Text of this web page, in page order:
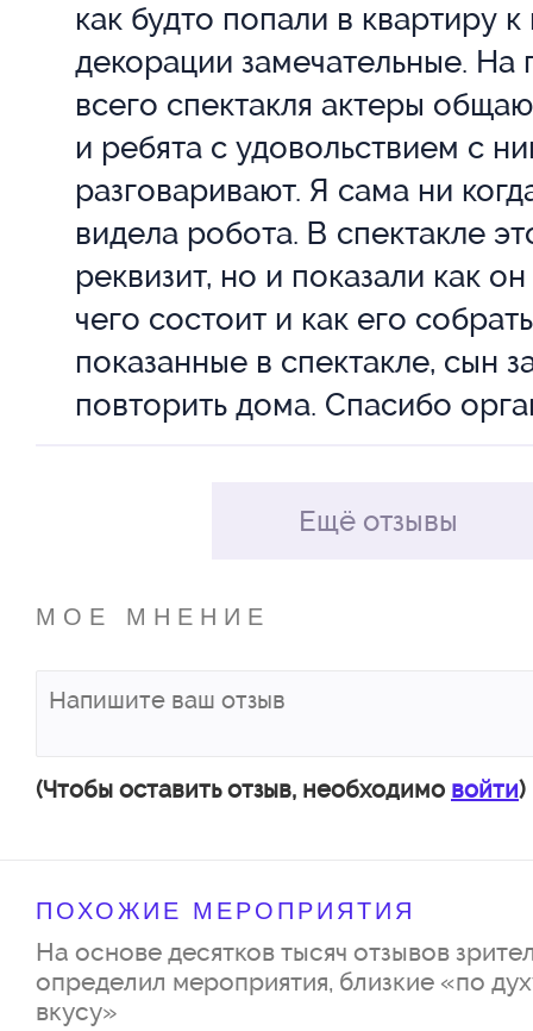
В создании принимали
консультанты, которые
простроили сценарий так,
рассказать просто и весело
Спектакль также и о
теплоте взаимоотношений.
Здесь и родители не скучают:
возможность выдвинуть свою
научного эксперимента.
Рекомендуемый возраст 4-10
Лактюнькин
Внук Миша – Павел Михайлов
как будто попали в квартиру
декорации замечательные. На
всего спектакля актеры
и ребята с удовольствием с
разговаривают. Я сама ни
видела робота. В спектакле
реквизит, но и показали как
чего состоит и как его
показанные в спектакле, сын
повторить дома. Спасибо
Ещё отзывы
МОЕ МНЕНИЕ
(Чтобы оставить отзыв, необходимо войти)
ПОХОЖИЕ МЕРОПРИЯТИЯ
На основе десятков тысяч отзывов
определил мероприятия, близкие «по
вкусу»